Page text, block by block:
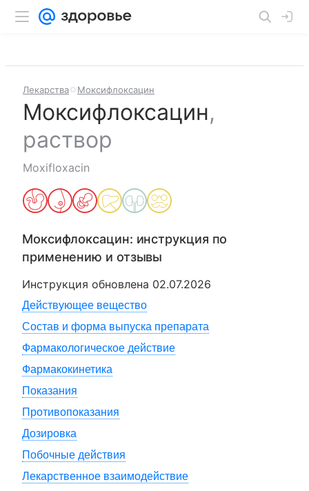
Лекарства Моксифлоксацин
Моксифлоксацин,
раствор
Moxifloxacin
Моксифлоксацин: инструкция по
применению и отзывы
Инструкция обновлена 02.07.2026
Действующее вещество
Состав и форма выпуска препарата
Фармакологическое действие
Фармакокинетика
Показания
Противопоказания
Дозировка
Побочные действия
Лекарственное взаимодействие